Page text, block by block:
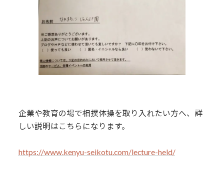
企業や教育の場で相撲体操を取り入れたい方へ、詳
しい説明はこちらになります。
https://www.kenyu-seikotu.com/lecture-held/